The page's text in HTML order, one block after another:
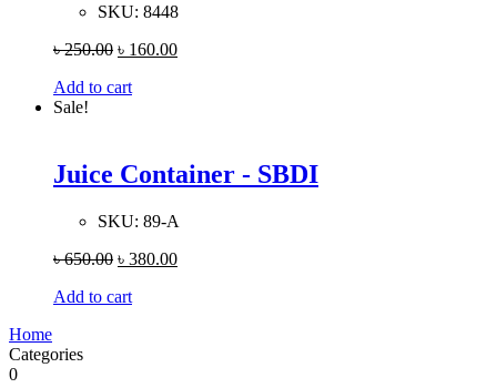
SKU: 8448
৳250.00 ৳ 160.00
Add to cart
Sale!
Juice Container - SBDI
SKU: 89-A
৳650.00 ৳ 380.00
Add to cart
Home
Categories
0